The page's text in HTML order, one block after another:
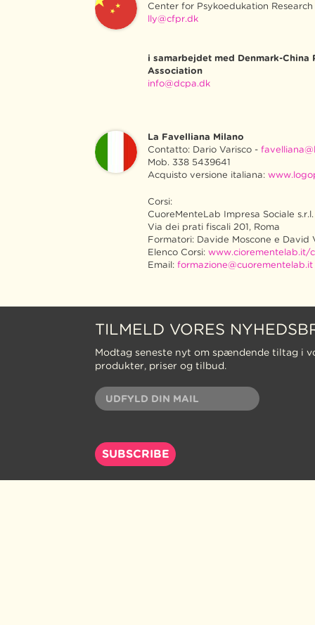
Center for Psykoedukation Research
lly@cfpr.dk
i samarbejdet med Denmark-China
Association
info@dcpa.dk
La Favelliana Milano
Contatto: Dario Varisco -
Mob. 338 5439641
Acquisto versione italiana:
Corsi:
CuoreMenteLab Impresa Sociale s.r.l.
Via dei prati fiscali 201, Roma
Formatori: Davide Moscone e David
Elenco Corsi: www.ciorementelab.it/
Email: formazione@cuorementelab.it
TILMELD VORES
Modtag seneste nyt om spændende tiltag i
produkter, priser og tilbud.